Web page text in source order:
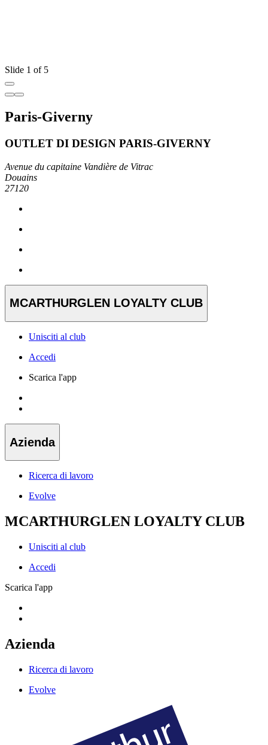
Slide 1 of 5
Paris-Giverny
OUTLET DI DESIGN PARIS-GIVERNY
Avenue du capitaine Vandière de Vitrac
Douains
27120
MCARTHURGLEN LOYALTY CLUB
Unisciti al club
Accedi
Scarica l'app
Azienda
Ricerca di lavoro
Evolve
MCARTHURGLEN LOYALTY CLUB
Unisciti al club
Accedi
Scarica l'app
Azienda
Ricerca di lavoro
Evolve